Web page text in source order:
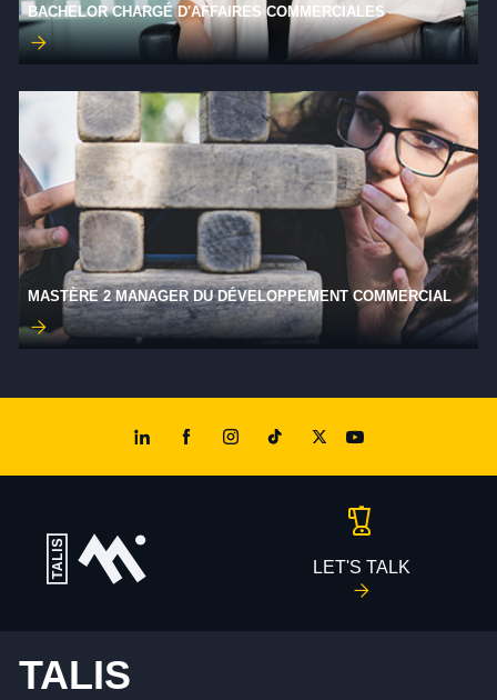
BACHELOR CHARGÉ D'AFFAIRES COMMERCIALES
MASTÈRE 2 MANAGER DU DÉVELOPPEMENT COMMERCIAL
LET'S TALK
TALIS